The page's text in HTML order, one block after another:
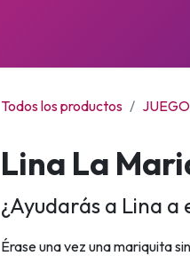
Todos los productos
Lina La
¿Ayudarás a Lina
Érase una vez una mariquita